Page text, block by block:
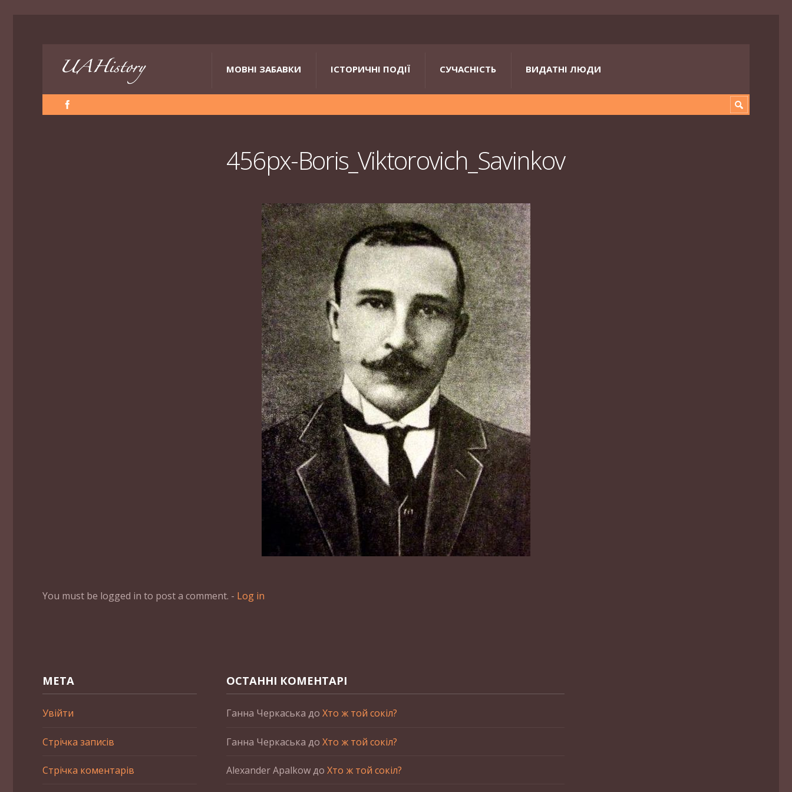
МОВНІ ЗАБАВКИ ІСТОРИЧНІ ПОДІЇ СУЧАСНІСТЬ ВИДАТНІ ЛЮДИ
456px-Boris_Viktorovich_Savinkov
You must be logged in to post a comment. - Log in
МЕТА
Увійти
Стрічка записів
Стрічка коментарів
ОСТАННІ КОМЕНТАРІ
Ганна Черкаська до Хто ж той сокіл?
Ганна Черкаська до Хто ж той сокіл?
Alexander Apalkowдо Хто ж той сокіл?